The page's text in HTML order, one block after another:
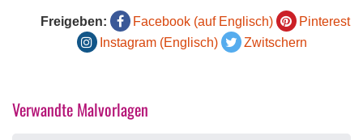
Freigeben: Facebook (auf Englisch)
Pinterest
Instagram (Englisch)
Zwitschern
Verwandte Malvorlagen